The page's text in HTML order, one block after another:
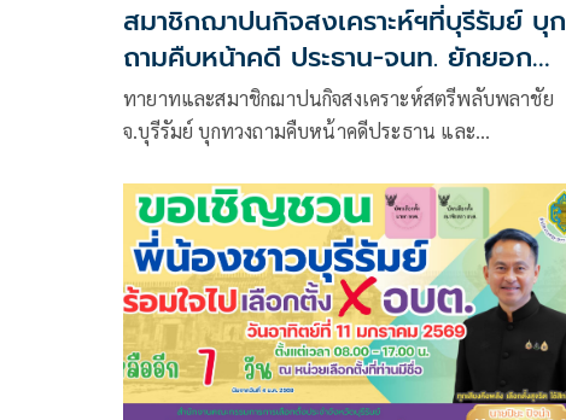
สมาชิกฌาปนกิจสงเคราะห์ฯที่บุรีรัมย์ บุก
ถามคืบหน้าคดี ประธาน-จนท. ยักยอก
เงิน
ทายาทและสมาชิกฌาปนกิจสงเคราะห์สตรีพลับพลาชัย
จ.บุรีรัมย์ บุกทวงถามคืบหน้าคดีประธาน และ
สงเคราะห์ศพสมาชิกที่เสียชีวิตกว่า 170 ราย ลูกหลาน
ต้องเดือดร้อนไปกู้ยืมเงินรายวันจัดงานศพ